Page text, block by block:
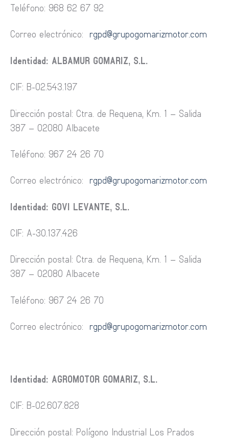
Teléfono: 968 62 67 92
Correo electrónico: rgpd@grupogomarizmotor.com
Identidad: ALBAMUR GOMARIZ, S.L.
CIF: B-02.543.197
Dirección postal: Ctra. de Requena, Km. 1 – Salida
387 – 02080 Albacete
Teléfono: 967 24 26 70
Correo electrónico: rgpd@grupogomarizmotor.com
Identidad: GOVI LEVANTE, S.L.
CIF: A-30.137.426
Dirección postal: Ctra. de Requena, Km. 1 – Salida
387 – 02080 Albacete
Teléfono: 967 24 26 70
Correo electrónico: rgpd@grupogomarizmotor.com
Identidad: AGROMOTOR GOMARIZ, S.L.
CIF: B-02.607.828
Dirección postal: Polígono Industrial Los Prados